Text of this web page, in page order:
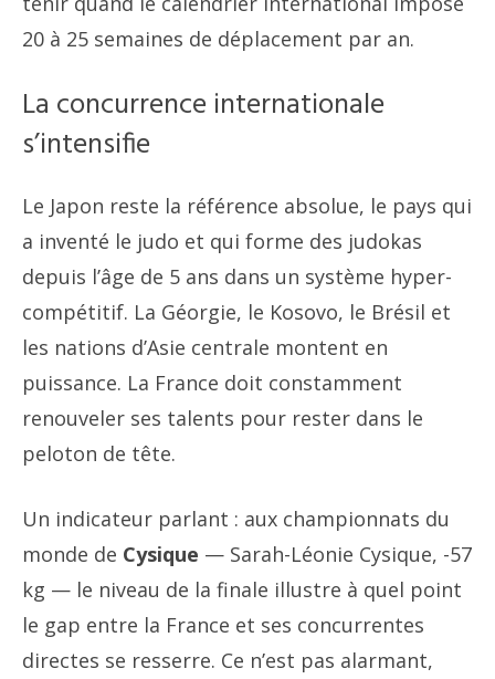
20 à 25 semaines de déplacement par an.
La concurrence internationale
s’intensifie
Le Japon reste la référence absolue, le pays qui
a inventé le judo et qui forme des judokas
depuis l’âge de 5 ans dans un système hyper-
compétitif. La Géorgie, le Kosovo, le Brésil et
les nations d’Asie centrale montent en
puissance. La France doit constamment
renouveler ses talents pour rester dans le
peloton de tête.
Un indicateur parlant : aux championnats du
monde de Cysique — Sarah-Léonie Cysique, -57
kg — le niveau de la finale illustre à quel point
le gap entre la France et ses concurrentes
directes se resserre. Ce n’est pas alarmant,